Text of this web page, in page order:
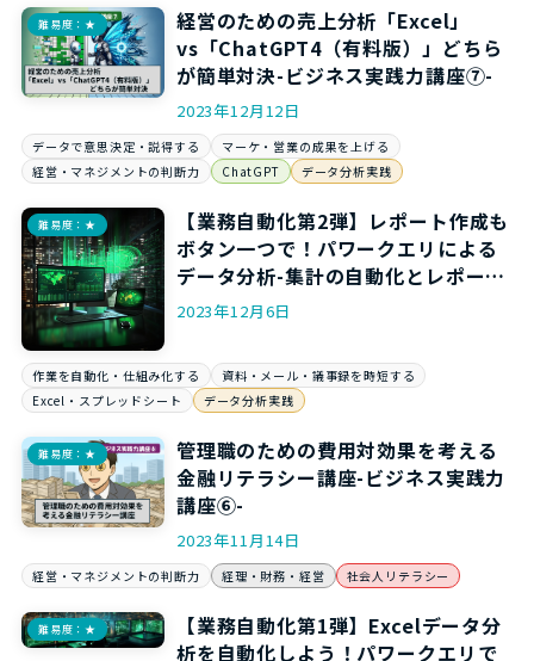
難易度：★
経営のための売上分析「Excel」
vs「ChatGPT4（有料版）」どちら
が簡単対決-ビジネス実践力講座⑦-
2023年12月12日
データで意思決定・説得する
マーケ・営業の成果を上げる
経営・マネジメントの判断力
ChatGPT データ分析実践
難易度：★
【業務自動化第2弾】レポート作成も
ボタン一つで！パワークエリによる
データ分析-集計の自動化とレポート
作成編-
2023年12月6日
作業を自動化・仕組み化する
資料・メール・議事録を時短する
Excel・スプレッドシート
データ分析実践
難易度：★
管理職のための費用対効果を考える
金融リテラシー講座-ビジネス実践力
講座⑥-
2023年11月14日
経営・マネジメントの判断力 経理・財務・経営 社会人リテラシー
難易度：★
【業務自動化第1弾】Excelデータ分
析を自動化しよう！パワークエリで